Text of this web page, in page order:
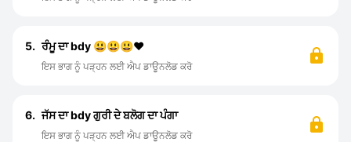
5. ਰੰਮੂ ਦਾ bdy 😃😃😃❤️
ਇਸ ਭਾਗ ਨੂੰ ਪੜ੍ਹਨ ਲਈ ਐਪ ਡਾਊਨਲੋਡ ਕਰੋ
6. ਜੱਸ ਦਾ bdy ਗੁਰੀ ਦੇ ਬਲੋਗ ਦਾ ਪੰਗਾ
ਇਸ ਭਾਗ ਨੂੰ ਪੜ੍ਹਨ ਲਈ ਐਪ ਡਾਊਨਲੋਡ ਕਰੋ